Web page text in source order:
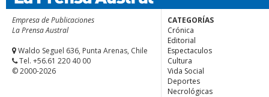
Empresa de Publicaciones
La Prensa Austral
Waldo Seguel 636, Punta Arenas, Chile
Tel. +56.61 220 40 00
© 2000-2026
CATEGORÍAS
Crónica
Editorial
Espectaculos
Cultura
Vida Social
Deportes
Necrológicas